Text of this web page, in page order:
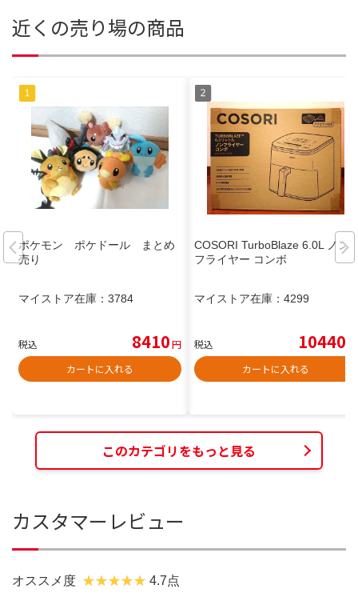
近くの売り場の商品
ポケモン ポケドール まとめ
売り
マイストア在庫： 3784
税込 8410円
カートに入れる
COSORI TurboBlaze 6.0L ノン
フライヤー コンボ
マイストア在庫： 4299
税込 10440
カートに入れる
このカテゴリをもっと見る
カスタマーレビュー
オススメ度 4.7点